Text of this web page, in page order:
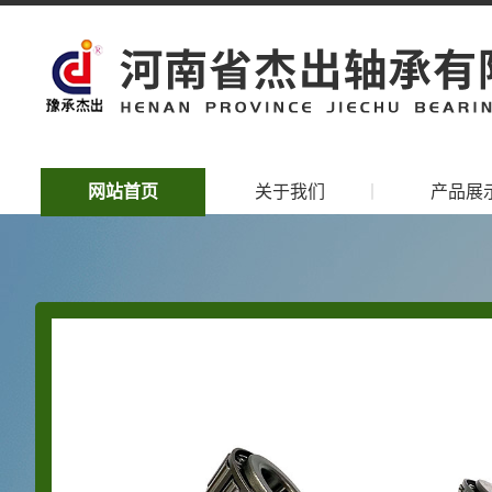
网站首页 关于我们 产品展